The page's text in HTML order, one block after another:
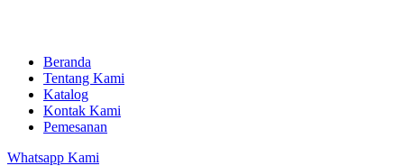
Beranda
Tentang Kami
Katalog
Kontak Kami
Pemesanan
Whatsapp Kami